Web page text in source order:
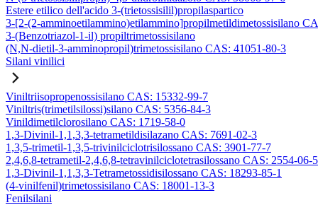
Estere etilico dell'acido 3-(trietossisilil)propilaspartico
3-[2-(2-amminoetilammino)etilammino]propilmetildimetossisilano
3-(Benzotriazol-1-il) propiltrimetossisilano
(N,N-dietil-3-amminopropil)trimetossisilano CAS: 41051-80-3
Silani vinilici
Viniltriisopropenossisilano CAS: 15332-99-7
Viniltris(trimetilsilossi)silano CAS: 5356-84-3
Vinildimetilclorosilano CAS: 1719-58-0
1,3-Divinil-1,1,3,3-tetrametildisilazano CAS: 7691-02-3
1,3,5-trimetil-1,3,5-trivinilciclotrisilossano CAS: 3901-77-7
2,4,6,8-tetrametil-2,4,6,8-tetravinilciclotetrasilossano CAS: 2554-06-5
1,3-Divinil-1,1,3,3-Tetrametossidisilossano CAS: 18293-85-1
(4-vinilfenil)trimetossisilano CAS: 18001-13-3
Fenilsilani